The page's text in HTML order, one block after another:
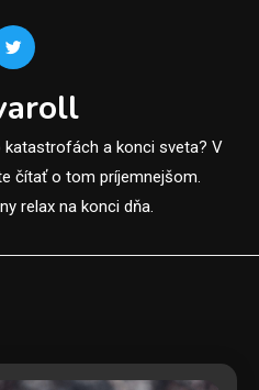
katastrofách a konci sveta? V
čítať o tom príjemnejšom.
relax na konci dňa.